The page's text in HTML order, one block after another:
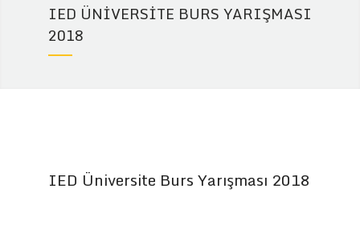
IED ÜNIVERSITE BURS YARIŞMASI
2018
IED Üniversite Burs Yarışması 2018